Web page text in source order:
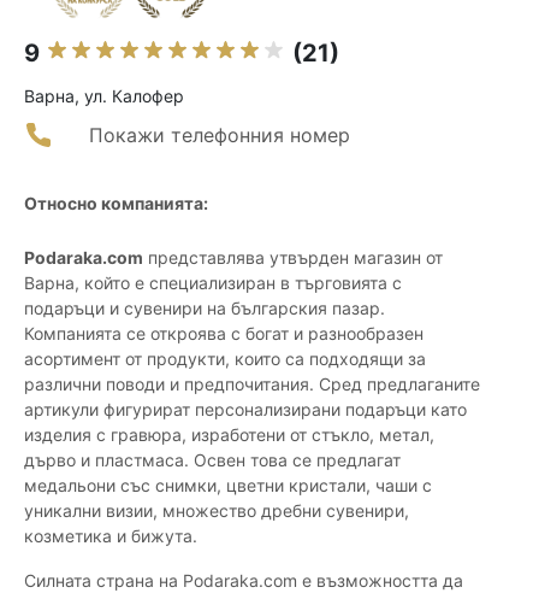
9 (21)
Варна, ул. Калофер
Покажи телефонния номер
Относно компанията:
Podaraka.com представлява утвърден магазин от
Варна, който е специализиран в търговията с
подаръци и сувенири на българския пазар.
Компанията се откроява с богат и разнообразен
асортимент от продукти, които са подходящи за
различни поводи и предпочитания. Сред предлаганите
артикули фигурират персонализирани подаръци като
изделия с гравюра, изработени от стъкло, метал,
дърво и пластмаса. Освен това се предлагат
медальони със снимки, цветни кристали, чаши с
уникални визии, множество дребни сувенири,
козметика и бижута.
Силната страна на Podaraka.com е възможността да